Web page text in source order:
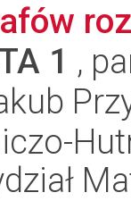
1 ,